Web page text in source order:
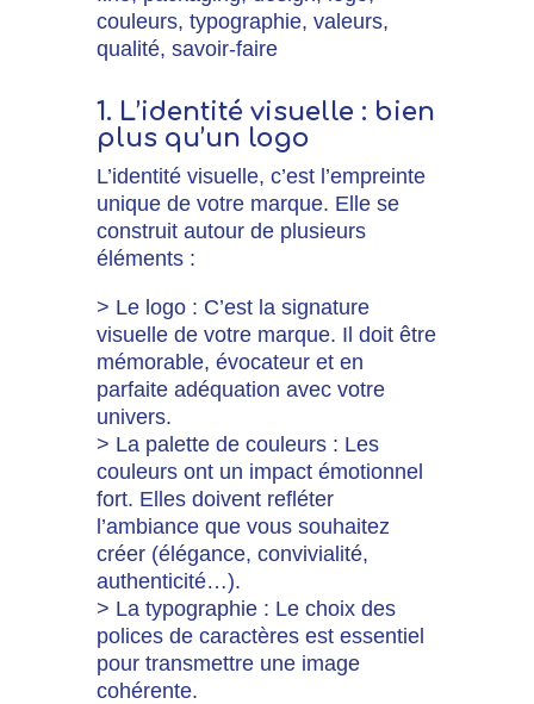
1. L’identité visuelle : bien
plus qu’un logo
L’identité visuelle, c’est l’empreinte
unique de votre marque. Elle se
construit autour de plusieurs
éléments :
> Le logo : C’est la signature
visuelle de votre marque. Il doit être
mémorable, évocateur et en
parfaite adéquation avec votre
univers.
> La palette de couleurs : Les
couleurs ont un impact émotionnel
fort. Elles doivent refléter
l’ambiance que vous souhaitez
créer (élégance, convivialité,
authenticité…).
> La typographie : Le choix des
polices de caractères est essentiel
pour transmettre une image
cohérente.